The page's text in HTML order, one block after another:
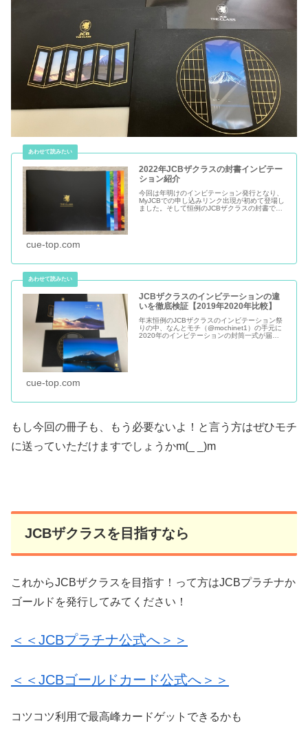
2022年JCBザクラスの封書インビテー
ション紹介
今回は年明けのインビテーション発行となり、
MyJCBでの申し込みリンク出現が初めて登場し
ました。そして恒例のJCBザクラスの封書での
cue-top.com
JCBザクラスのインビテーションの違
いを徹底検証【2019年2020年比較】
年末恒例のJCBザクラスのインビテーション祭
りの中、なんとモチ（@mochinet1）の手元に
2020年のインビテーションの封筒一式が届き
cue-top.com
もし今回の冊子も、もう必要ないよ！と言う方はぜひモチ
に送っていただけますでしょうかm(_ _)m
JCBザクラスを目指すなら
これからJCBザクラスを目指す！って方はJCBプラチナか
ゴールドを発行してみてください！
＜＜JCBプラチナ公式へ＞＞
＜＜JCBゴールドカード公式へ＞＞
コツコツ利用で最高峰カードゲットできるかも